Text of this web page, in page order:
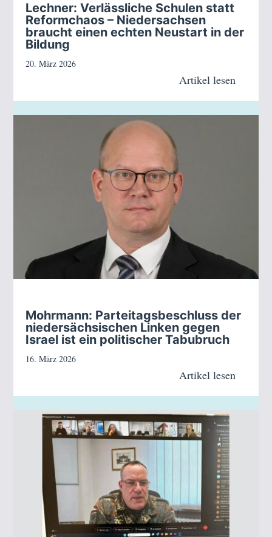
Lechner: Verlässliche Schulen statt
Reformchaos – Niedersachsen
braucht einen echten Neustart in der
Bildung
20. März 2026
Artikel lesen
Mohrmann: Parteitagsbeschluss der
niedersächsischen Linken gegen
Israel ist ein politischer Tabubruch
16. März 2026
Artikel lesen